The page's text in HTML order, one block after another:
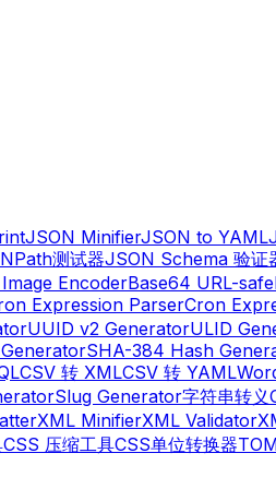
JSON MinifierJSON to YAML
测试器JSON Schema 验证
EncoderBase64 URL-safe
Expression ParserCron
UUID v2 GeneratorULID
SHA-384 Hash
CSV 转 XMLCSV 转 YAML
Slug Generator字符串转义
XML MinifierXML Validator
CSS 压缩工具CSS单位转换器